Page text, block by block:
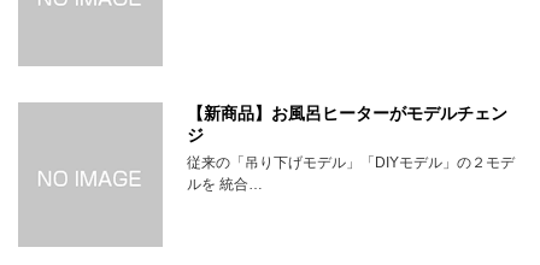
【新商品】お風呂ヒーターがモデルチェン
ジ
従来の「吊り下げモデル」「DIYモデル」の２モデ
ルを 統合…